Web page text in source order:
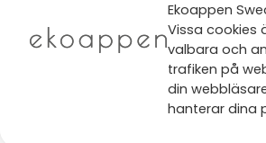
Ekoappen
Vissa cookies
valbara och
trafiken på
din
hanterar dina